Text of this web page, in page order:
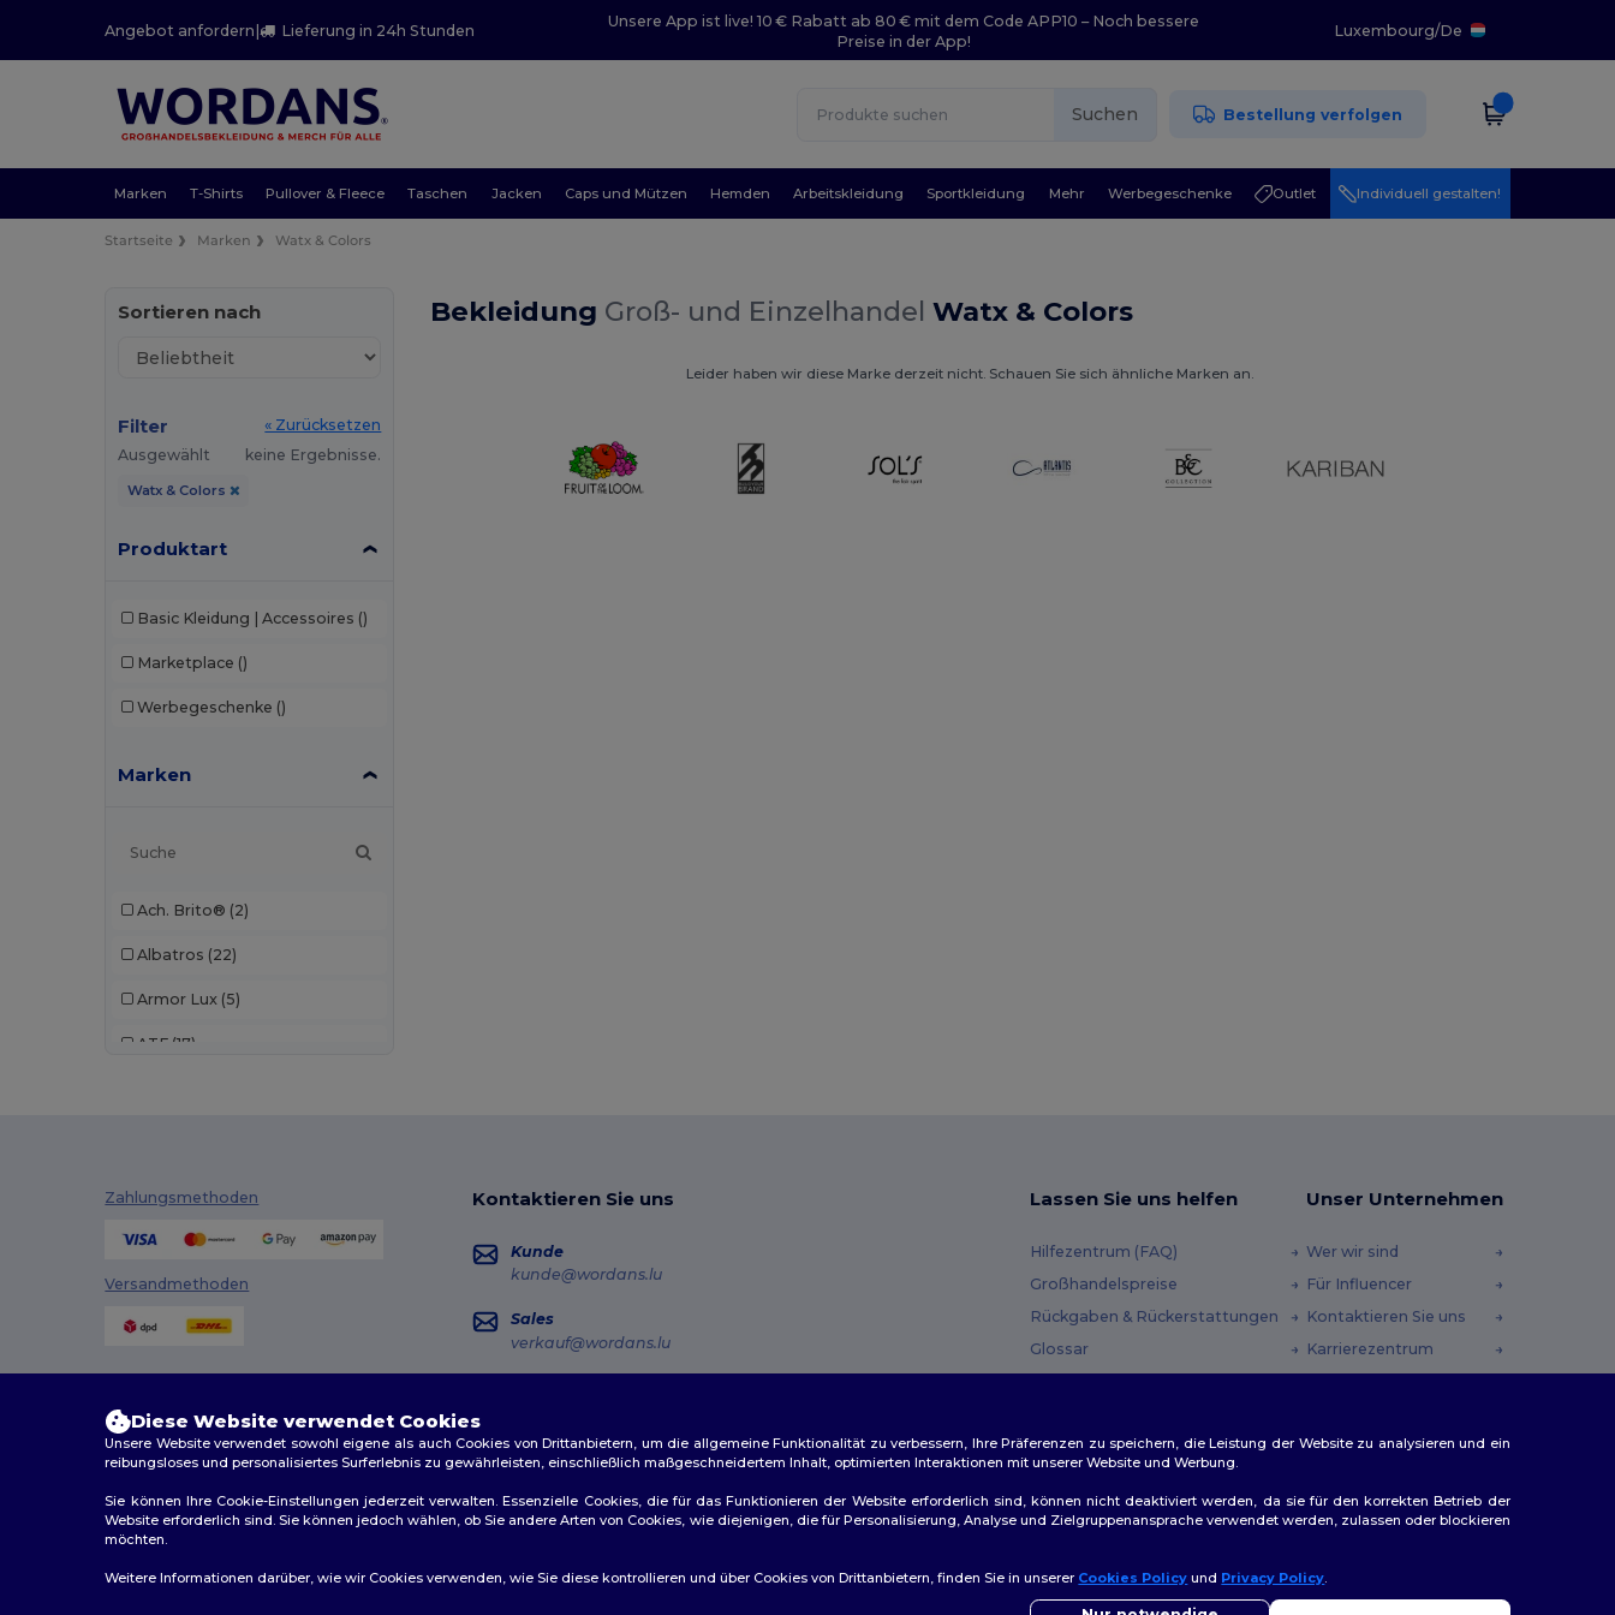
Angebot anfordern| Lieferung in 24h Stunden
Unsere App ist live! 10 € Rabatt ab 80 € mit dem Code APP10 – Noch bessere
Preise in der App!
Luxembourg/De
Suchen Bestellung verfolgen
Marken T-Shirts Pullover & Fleece Taschen Jacken Caps und Mützen Hemden Arbeitskleidung Sportkleidung Mehr Werbegeschenke Outlet Individuell gestalten!
Startseite Marken Watx & Colors
Sortieren nach
Filter
« Zurücksetzen
Ausgewählt
keine Ergebnisse.
Watx & Colors
Produktart
Basic Kleidung | Accessoires ()
Marketplace ()
Werbegeschenke ()
Marken
Ach. Brito® (2)
Albatros (22)
Armor Lux (5)
ATF (17)
Babybugz (26)
Bagbase
Barents (9)
Bekleidung Groß- und Einzelhandel Watx & Colors
Leider haben wir diese Marke derzeit nicht. Schauen Sie sich ähnliche Marken an.
Zahlungsmethoden
Versandmethoden
Kontaktieren Sie uns
Kunde
kunde@wordans.lu
Sales
verkauf@wordans.lu
Lassen Sie uns helfen
Hilfezentrum (FAQ)
Großhandelspreise
Rückgaben & Rückerstattungen
Glossar
Unser Unternehmen
Wer wir sind
Für Influencer
Kontaktieren Sie uns
Karrierezentrum
2026. Alle Rechte vorbehalten
Site Map
Diese Website verwendet Cookies
Unsere Website verwendet sowohl eigene als auch Cookies von Drittanbietern, um die allgemeine Funktionalität zu verbessern, Ihre Präferenzen zu speichern, die Leistung der Website zu analysieren und ein
reibungsloses und personalisiertes Surferlebnis zu gewährleisten, einschließlich maßgeschneidertem Inhalt, optimierten Interaktionen mit unserer Website und Werbung.
Sie können Ihre Cookie-Einstellungen jederzeit verwalten. Essenzielle Cookies, die für das Funktionieren der Website erforderlich sind, können nicht deaktiviert werden, da sie für den korrekten Betrieb der
Website erforderlich sind. Sie können jedoch wählen, ob Sie andere Arten von Cookies, wie diejenigen, die für Personalisierung, Analyse und Zielgruppenansprache verwendet werden, zulassen oder blockieren
möchten.
Weitere Informationen darüber, wie wir Cookies verwenden, wie Sie diese kontrollieren und über Cookies von Drittanbietern, finden Sie in unserer Cookies Policy und Privacy Policy.